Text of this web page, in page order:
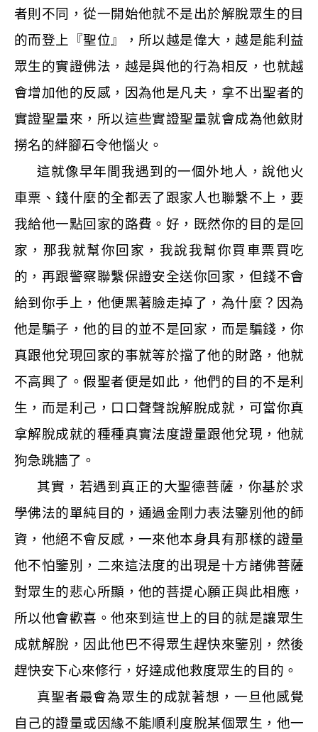
者則不同，從一開始他就不是出於解脫眾生的目
的而登上『聖位』，所以越是偉大，越是能利益
眾生的實證佛法，越是與他的行為相反，也就越
會增加他的反感，因為他是凡夫，拿不出聖者的
實證聖量來，所以這些實證聖量就會成為他斂財
撈名的絆腳石令他惱火。
這就像早年間我遇到的一個外地人，說他火
車票、錢什麼的全都丟了跟家人也聯繫不上，要
我給他一點回家的路費。好，既然你的目的是回
家，那我就幫你回家，我說我幫你買車票買吃
的，再跟警察聯繫保證安全送你回家，但錢不會
給到你手上，他便黑著臉走掉了，為什麼？因為
他是騙子，他的目的並不是回家，而是騙錢，你
真跟他兌現回家的事就等於擋了他的財路，他就
不高興了。假聖者便是如此，他們的目的不是利
生，而是利己，口口聲聲說解脫成就，可當你真
拿解脫成就的種種真實法度證量跟他兌現，他就
狗急跳牆了。
其實，若遇到真正的大聖德菩薩，你基於求
學佛法的單純目的，通過金剛力表法鑒別他的師
資，他絕不會反感，一來他本身具有那樣的證量
他不怕鑒別，二來這法度的出現是十方諸佛菩薩
對眾生的悲心所顯，他的菩提心願正與此相應，
所以他會歡喜。他來到這世上的目的就是讓眾生
成就解脫，因此他巴不得眾生趕快來鑒別，然後
趕快安下心來修行，好達成他救度眾生的目的。
真聖者最會為眾生的成就著想，一旦他感覺
自己的證量或因緣不能順利度脫某個眾生，他一